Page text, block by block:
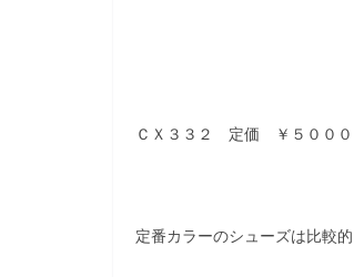
ＣＸ３３２ 定価 ￥５０００
定番カラーのシューズは比較